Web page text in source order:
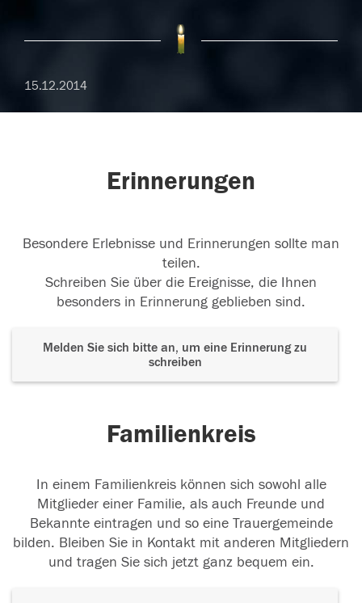
15.12.2014
Erinnerungen
Besondere Erlebnisse und Erinnerungen sollte man
teilen.
Schreiben Sie über die Ereignisse, die Ihnen
besonders in Erinnerung geblieben sind.
Melden Sie sich bitte an, um eine Erinnerung zu
schreiben
Familienkreis
In einem Familienkreis können sich sowohl alle
Mitglieder einer Familie, als auch Freunde und
Bekannte eintragen und so eine Trauergemeinde
bilden. Bleiben Sie in Kontakt mit anderen Mitgliedern
und tragen Sie sich jetzt ganz bequem ein.